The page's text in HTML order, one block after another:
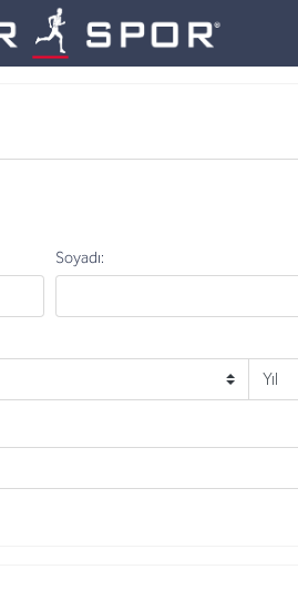
Soyadı
Soyadı: